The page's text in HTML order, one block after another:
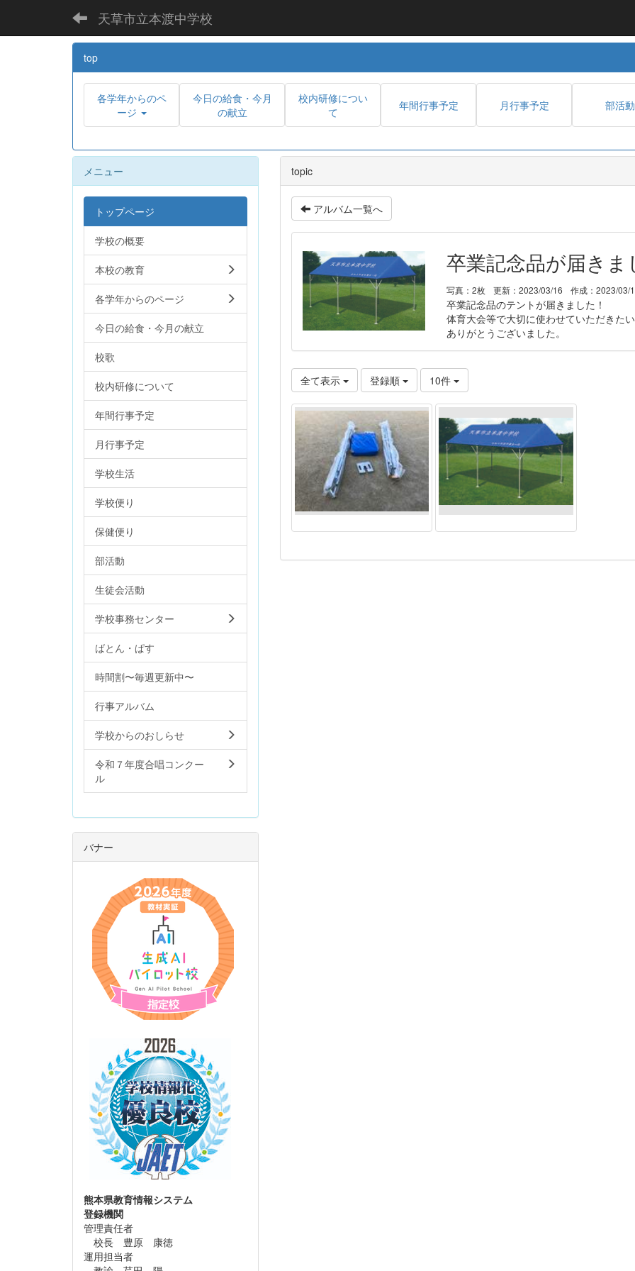
天草市立本渡中学校
top
各学年からのペ
ージ
今日の給食・今月
の献立
校内研修につい
て
年間行事予定 月行事予定 部活動
topic
アルバム一覧へ
卒業記念品が届きま
写真：2枚 更新：2023/03/16 作成：2023/03/
卒業記念品のテントが届きました！
体育大会等で大切に使わせていただきたい
ありがとうございました。
全て表示 登録順 10件
メニュー
トップページ
学校の概要
本校の教育
各学年からのページ
今日の給食・今月の献立
校歌
校内研修について
年間行事予定
月行事予定
学校生活
学校便り
保健便り
部活動
生徒会活動
学校事務センター
ばとん・ぱす
時間割〜毎週更新中〜
行事アルバム
学校からのおしらせ
令和７年度合唱コンクー
ル
バナー
熊本県教育情報システム
登録機関
管理責任者
校長 豊原 康徳
運用担当者